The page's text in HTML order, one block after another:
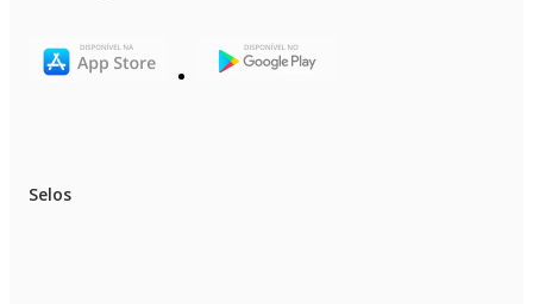
Selos